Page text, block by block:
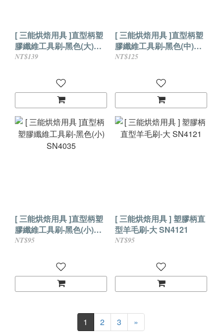
[ 三能烘焙用具 ]直型柄塑
膠纖維工具刷-黑色(大)
SN4037
NT$139
[ 三能烘焙用具 ]直型柄塑
膠纖維工具刷-黑色(中)
SN4036
NT$125
[ 三能烘焙用具 ]直型柄塑
膠纖維工具刷-黑色(小)
SN4035
NT$95
[ 三能烘焙用具 ] 塑膠柄直
型羊毛刷-大 SN4121
NT$95
1 2 3 »